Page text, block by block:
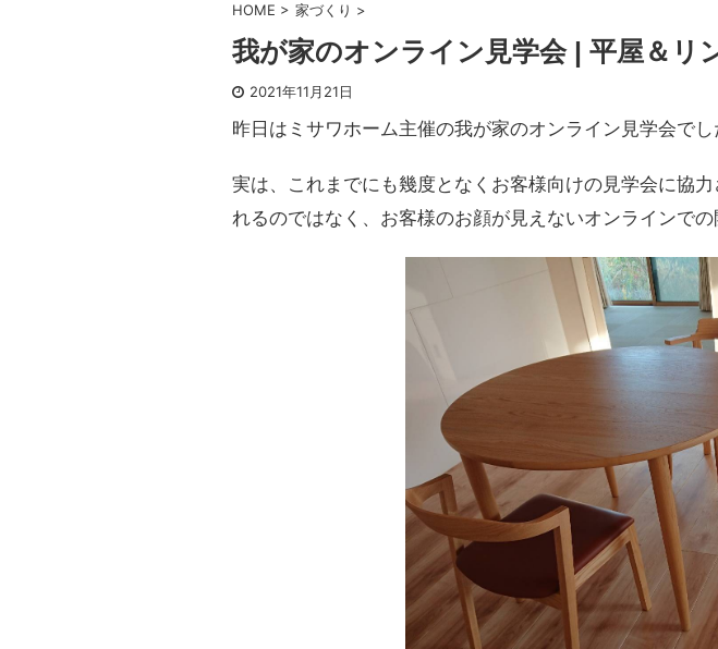
HOME > 家づくり >
我が家のオンライン見学会 | 平屋＆リ
2021年11月21日
昨日はミサワホーム主催の我が家のオンライン見学会でし
実は、これまでにも幾度となくお客様向けの見学会に協
れるのではなく、お客様のお顔が見えないオンラインでの